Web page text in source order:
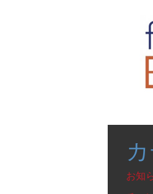
お知